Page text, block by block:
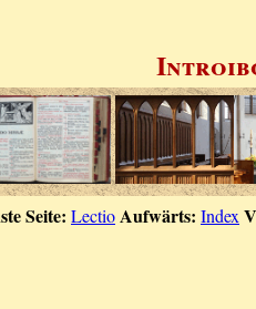
Seite: LectioAufwärts: Index